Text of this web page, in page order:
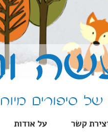
סיפורים
קשר על אודות